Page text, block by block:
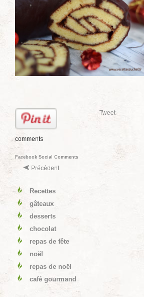
Tweet
comments
Facebook Social Comments
Précédent
Recettes
gâteaux
desserts
chocolat
repas de fête
noël
repas de noël
café gourmand